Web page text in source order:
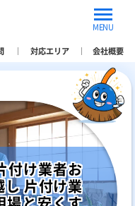
MENU
対応エリア 会社概要
付け業者お
片付け業